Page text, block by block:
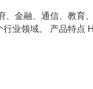
、金融、通信、教育
业领域。 产品特点